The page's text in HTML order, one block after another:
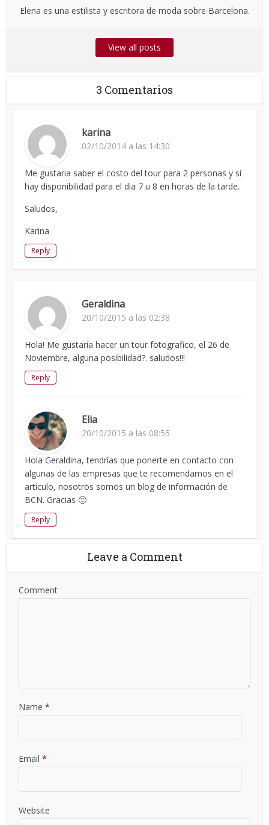
Elena es una estilista y escritora de moda sobre Barcelona.
View all posts
3 Comentarios
karina
02/10/2014 a las 14:30
Me gustaria saber el costo del tour para 2 personas y si
hay disponibilidad para el dia 7 u 8 en horas de la tarde.
Saludos,
Karina
Reply
Geraldina
20/10/2015 a las 02:38
Hola! Me gustaría hacer un tour fotografico, el 26 de
Noviembre, alguna posibilidad?. saludos!!!
Reply
Elia
20/10/2015 a las 08:55
Hola Geraldina, tendrías que ponerte en contacto con
algunas de las empresas que te recomendamos en el
artículo, nosotros somos un blog de información de
BCN. Gracias 🙂
Reply
Leave a Comment
Comment
Name *
Email *
Website